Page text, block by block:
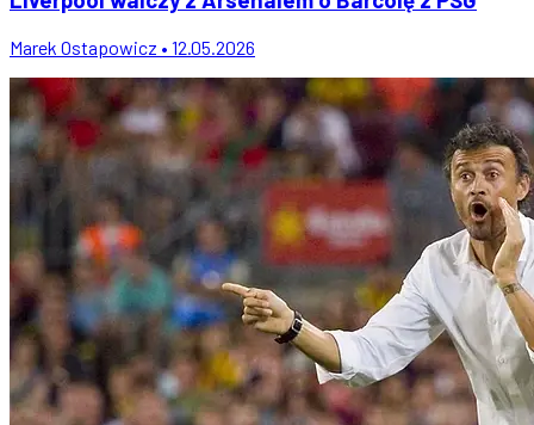
Marek Ostapowicz • 12.05.2026